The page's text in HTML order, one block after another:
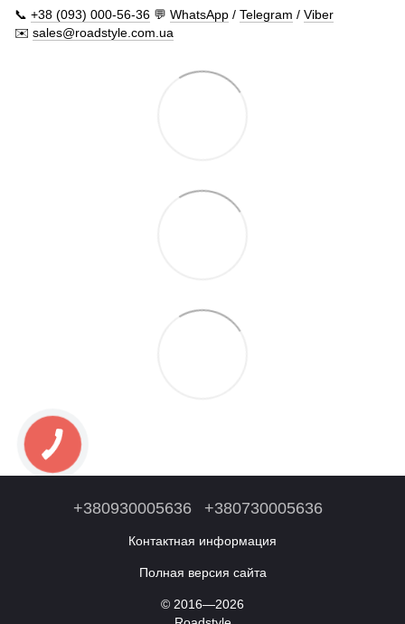
📞 +38 (093) 000-56-36 💬 WhatsApp / Telegram / Viber
✉️ sales@roadstyle.com.ua
+380930005636 +380730005636
Контактная информация
Полная версия сайта
© 2016—2026